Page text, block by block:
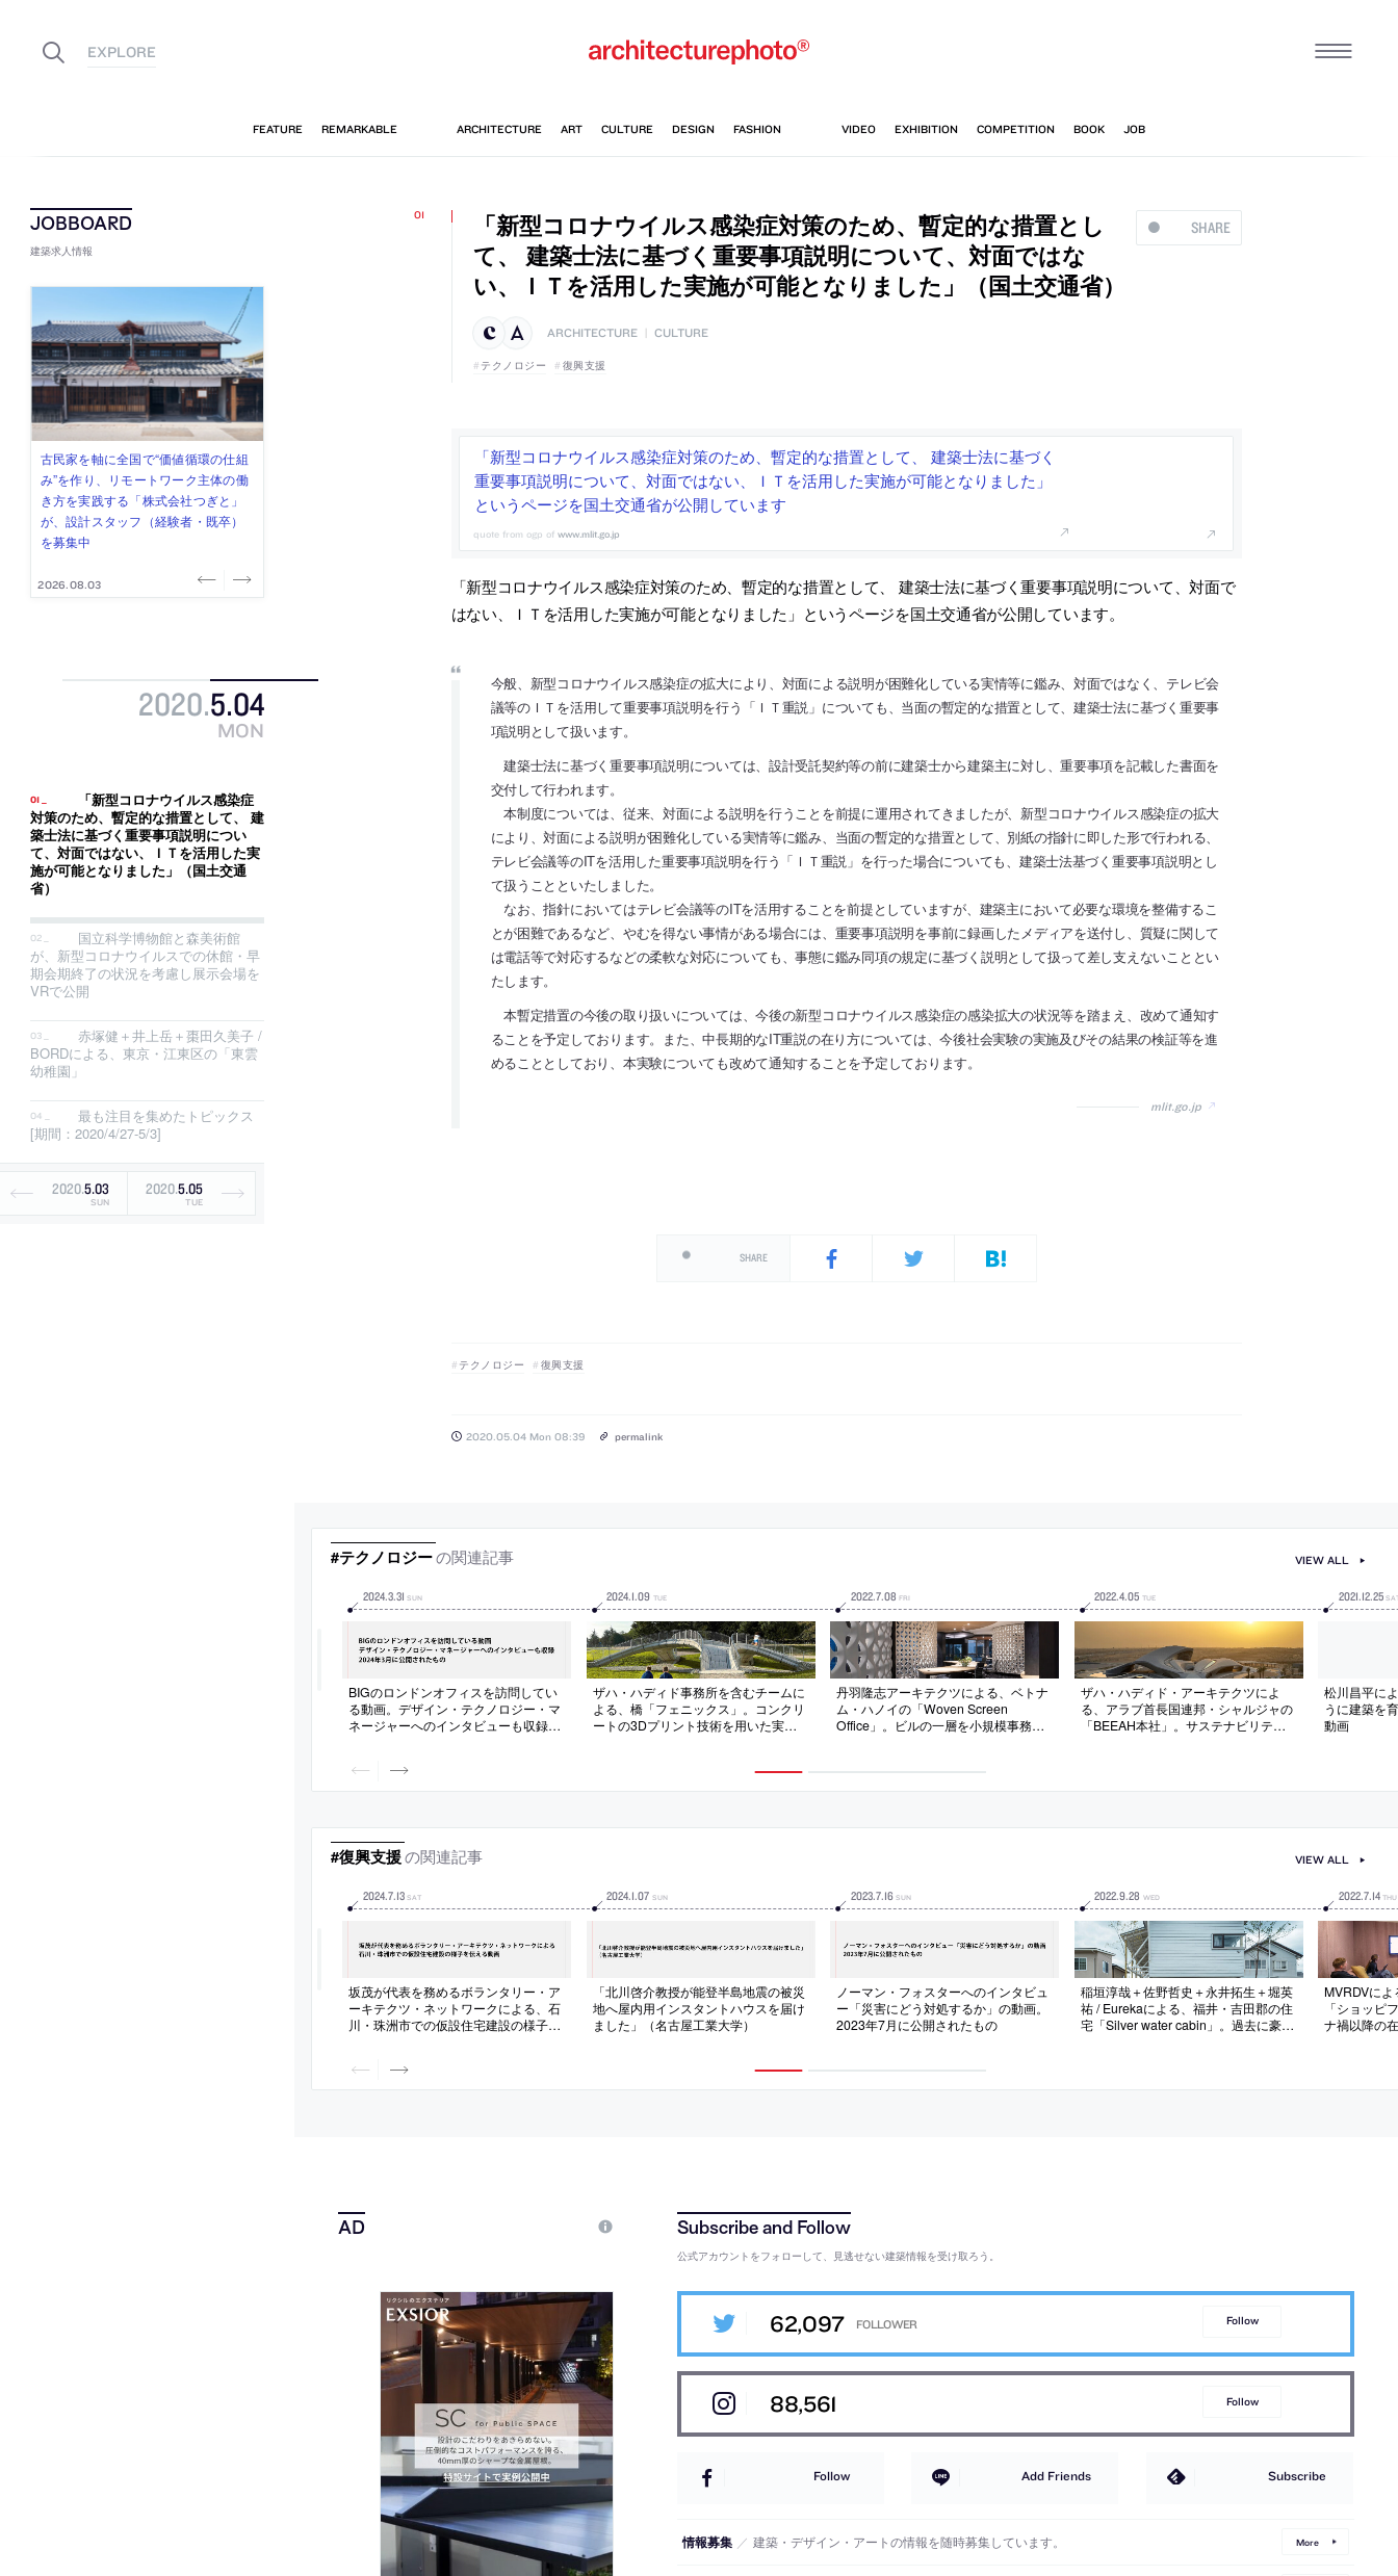
建築求人情報
佐々木慧が主宰する「axonometric株
式会社」が、設計スタッフ（経験
者・既卒・2027年新卒）を募集中
2026.08.07
古民家を軸に全国で“価値循環の仕組
み”を作り、リモートワーク主体の働
き方を実践する「株式会社つぎと」
が、設計スタッフ（経験者・既卒）
を募集中
2026.08.03
リノベる株式会社が、設計パートナ
ー (業務委託) を募集中
2026.08.03
社会への影響力のある建築を手掛
け、スタッフ同士で助け合う環境づ
くりも行う「E.A.S.T.architects」
が、設計スタッフ（経験者・既卒・
2027年新卒）を募集中
2026.07.31
代官山を拠点に活動する「梅澤竜也 /
ALA INC.」が、設計スタッフ・アル
バイト・事務職を募集中
2026.07.30
2020.5.04
MON
「新型コロナウイルス感染症
対策のため、暫定的な措置として、 建
築士法に基づく重要事項説明につい
て、対面ではない、ＩＴを活用した実
施が可能となりました」（国土交通
省）
国立科学博物館と森美術館
が、新型コロナウイルスでの休館・早
期会期終了の状況を考慮し展示会場を
VRで公開
赤塚健＋井上岳＋棗田久美子 /
BORDによる、東京・江東区の「東雲
幼稚園」
最も注目を集めたトピックス
[期間：2020/4/27-5/3]
2020.5.03
SUN
2020.5.05
TUE
SHARE
「新型コロナウイルス感染症対策のため、暫定的な措置とし
て、 建築士法に基づく重要事項説明について、対面ではな
い、ＩＴを活用した実施が可能となりました」（国土交通省）
ARCHITECTURE CULTURE
テクノロジー 復興支援
「新型コロナウイルス感染症対策のため、暫定的な措置として、 建築士法に基づく
重要事項説明について、対面ではない、ＩＴを活用した実施が可能となりました」
というページを国土交通省が公開しています
www.mlit.go.jp
「新型コロナウイルス感染症対策のため、暫定的な措置として、 建築士法に基づく重要事項説明について、対面で
はない、ＩＴを活用した実施が可能となりました」というページを国土交通省が公開しています。
今般、新型コロナウイルス感染症の拡大により、対面による説明が困難化している実情等に鑑み、対面ではなく、テレビ会
議等のＩＴを活用して重要事項説明を行う「ＩＴ重説」についても、当面の暫定的な措置として、建築士法に基づく重要事
項説明として扱います。
建築士法に基づく重要事項説明については、設計受託契約等の前に建築士から建築主に対し、重要事項を記載した書面を
交付して行われます。
本制度については、従来、対面による説明を行うことを前提に運用されてきましたが、新型コロナウイルス感染症の拡大
により、対面による説明が困難化している実情等に鑑み、当面の暫定的な措置として、別紙の指針に即した形で行われる、
テレビ会議等のITを活用した重要事項説明を行う「ＩＴ重説」を行った場合についても、建築士法基づく重要事項説明とし
て扱うことといたしました。
なお、指針においてはテレビ会議等のITを活用することを前提としていますが、建築主において必要な環境を整備するこ
とが困難であるなど、やむを得ない事情がある場合には、重要事項説明を事前に録画したメディアを送付し、質疑に関して
は電話等で対応するなどの柔軟な対応についても、事態に鑑み同項の規定に基づく説明として扱って差し支えないこととい
たします。
本暫定措置の今後の取り扱いについては、今後の新型コロナウイルス感染症の感染拡大の状況等を踏まえ、改めて通知す
ることを予定しております。また、中長期的なIT重説の在り方については、今後社会実験の実施及びその結果の検証等を進
めることとしており、本実験についても改めて通知することを予定しております。
mlit.go.jp
SHARE
テクノロジー 復興支援
2020.05.04 Mon 08:39 permalink
#テクノロジーの関連記事
2024.3.31 SUN
BIGのロンドンオフィスを訪問してい
る動画。デザイン・テクノロジー・マ
ネージャーへのインタビューも収録。
2024.1.09 TUE
ザハ・ハディド事務所を含むチームに
よる、橋「フェニックス」。コンクリ
ートの3Dプリント技術を用いた実験
フットプリント等を大きく削減。様々
なプロジェクトに繋がる“マイルスト
2022.7.08 FRI
丹羽隆志アーキテクツによる、ベトナ
ム・ハノイの「Woven Screen
Office」。ビルの一層を小規模事務所
統を参照した“中空ブロック壁”が空間
を分節しつつ接続する構成を考案。現
2022.4.05 TUE
ザハ・ハディド・アーキテクツによ
る、アラブ首長国連邦・シャルジャの
「BEEAH本社」。サステナビリティ
用し高水準の環境配慮で企業理念も示
2021.12.25
松川昌平に
うに建築を
動画
VIEW ALL
#復興支援の関連記事
2024.7.13 SAT
坂茂が代表を務めるボランタリー・ア
ーキテクツ・ネットワークによる、石
川・珠洲市での仮設住宅建設の様子を
2024.1.07 SUN
「北川啓介教授が能登半島地震の被災
地へ屋内用インスタントハウスを届け
ました」（名古屋工業大学）
2023.7.16 SUN
ノーマン・フォスターへのインタビュ
ー「災害にどう対処するか」の動画。
2023年7月に公開されたもの
2022.9.28 WED
稲垣淳哉＋佐野哲史＋永井拓生＋堀英
祐 / Eurekaによる、福井・吉田郡の住
宅「Silver water cabin」。過去に豪雪
離し地域の植生も考慮した外構を考
2022.7.14 THU
MVRDVに
「ショッピ
ナ禍以降の
室を考案。
VIEW ALL
公式アカウントをフォローして、見逃せない建築情報を受け取ろう。
62,097 Follow
88,561 Follow
Follow Add Friends Subscribe
情報募集 ／ 建築・デザイン・アートの情報を随時募集しています。 More